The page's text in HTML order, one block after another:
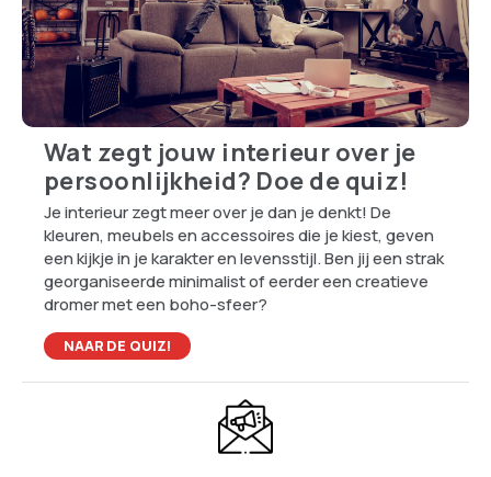
Wat zegt jouw interieur over je
persoonlijkheid? Doe de quiz!
Je interieur zegt meer over je dan je denkt! De
kleuren, meubels en accessoires die je kiest, geven
een kijkje in je karakter en levensstijl. Ben jij een strak
georganiseerde minimalist of eerder een creatieve
dromer met een boho-sfeer?
NAAR DE QUIZ!